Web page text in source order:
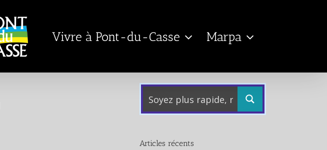
Vivre à Pont-du-Casse Marpa
Articles récents